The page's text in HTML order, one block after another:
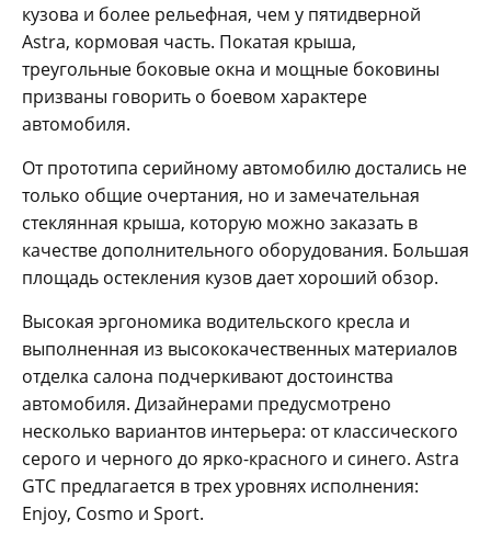
кузова и более рельефная, чем у пятидверной
Astra, кормовая часть. Покатая крыша,
треугольные боковые окна и мощные боковины
призваны говорить о боевом характере
автомобиля.
От прототипа серийному автомобилю достались не
только общие очертания, но и замечательная
стеклянная крыша, которую можно заказать в
качестве дополнительного оборудования. Большая
площадь остекления кузов дает хороший обзор.
Высокая эргономика водительского кресла и
выполненная из высококачественных материалов
отделка салона подчеркивают достоинства
автомобиля. Дизайнерами предусмотрено
несколько вариантов интерьера: от классического
серого и черного до ярко-красного и синего. Astra
GTC предлагается в трех уровнях исполнения:
Enjoy, Cosmo и Sport.